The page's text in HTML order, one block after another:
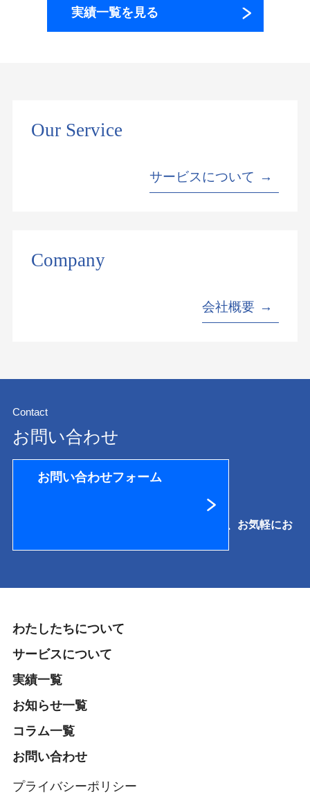
実績一覧を見る
Our Service
サービスについて
Company
会社概要
Contact
お問い合わせ
提供サービスに関するご相談·お見積りなど、お気軽にお
お問い合わせフォーム
わたしたちについて
サービスについて
実績一覧
お知らせ一覧
コラム一覧
お問い合わせ
プライバシーポリシー